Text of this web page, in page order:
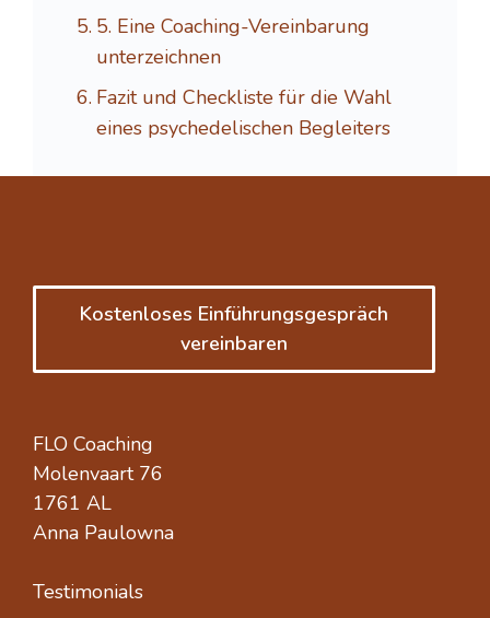
5. Eine Coaching-Vereinbarung
unterzeichnen
Fazit und Checkliste für die Wahl
eines psychedelischen Begleiters
Kostenloses Einführungsgespräch
vereinbaren
FLO Coaching
Molenvaart 76
1761 AL
Anna Paulowna
Testimonials